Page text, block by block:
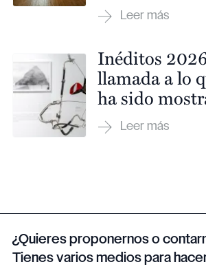
Inéditos
llamada a lo
ha sido
¿Quieres proponernos o
Tienes varios medios para